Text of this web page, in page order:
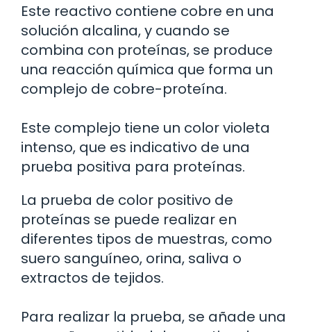
Este reactivo contiene cobre en una
solución alcalina, y cuando se
combina con proteínas, se produce
una reacción química que forma un
complejo de cobre-proteína.
Este complejo tiene un color violeta
intenso, que es indicativo de una
prueba positiva para proteínas.
La prueba de color positivo de
proteínas se puede realizar en
diferentes tipos de muestras, como
suero sanguíneo, orina, saliva o
extractos de tejidos.
Para realizar la prueba, se añade una